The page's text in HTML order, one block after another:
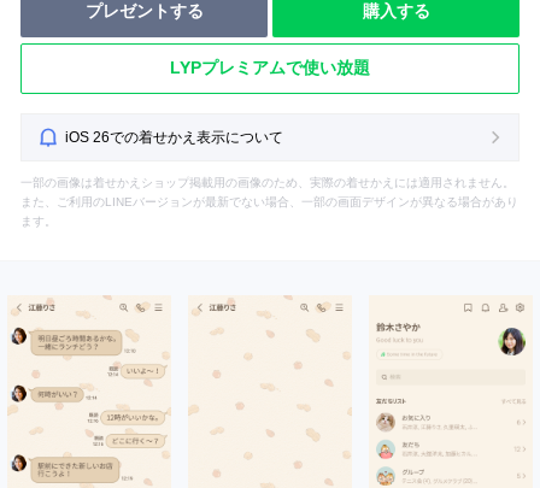
プレゼントする 購入する
LYPプレミアムで使い放題
iOS 26での着せかえ表示について
一部の画像は着せかえショップ掲載用の画像のため、実際の着せかえには適用されません。
また、ご利用のLINEバージョンが最新でない場合、一部の画面デザインが異なる場合があり
ます。